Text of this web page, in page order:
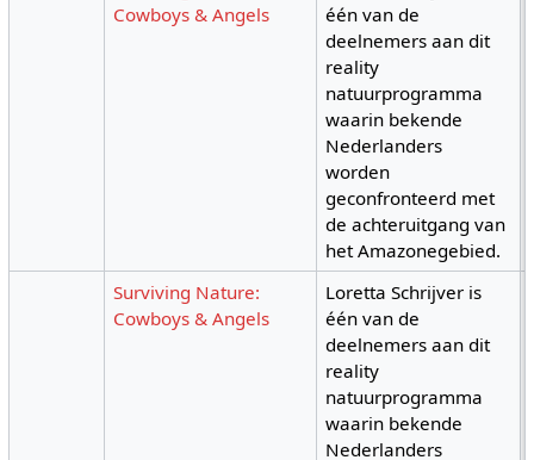
Cowboys & Angels
één van de
deelnemers aan dit
reality
natuurprogramma
waarin bekende
Nederlanders
worden
geconfronteerd met
de achteruitgang van
het Amazonegebied.
Surviving Nature:
Cowboys & Angels
Loretta Schrijver is
één van de
deelnemers aan dit
reality
natuurprogramma
waarin bekende
Nederlanders